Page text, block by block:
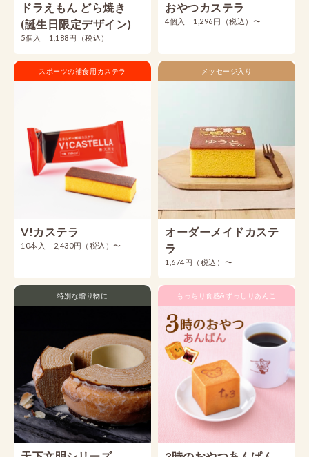
ドラえもん どら焼き
(誕生日限定デザイン)
5個入 1,188円（税込）
おやつカステラ
4個入 1,296円（税込）〜
スポーツの補食用カステラ
V!カステラ
10本入 2,430円（税込）〜
メッセージ入り
オーダーメイドカステ
ラ
1,674円（税込）〜
特別な贈り物に もっちり食感&ずっしりあんこ